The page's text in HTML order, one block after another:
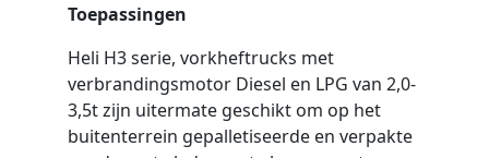
Toepassingen
Heli H3 serie, vorkheftrucks met
verbrandingsmotor Diesel en LPG van 2,0-
3,5t zijn uitermate geschikt om op het
buitenterrein gepalletiseerde en verpakte